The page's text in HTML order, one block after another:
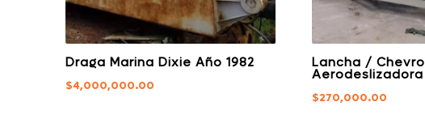
Draga Marina Dixie Año 1982
$4,000,000.00
Lancha /
Aerodeslizadora
$270,000.00